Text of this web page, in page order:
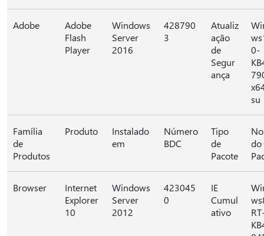
Adobe
Adobe
Flash
Player
Windows
Server
2016
428790
3
Atualiz
ação
de
Segur
ança
0-
su
Família
de
Produtos
Produto
Instalado
em
Número
BDC
Tipo
de
Pacote
do
Browser
Internet
Explorer
10
Windows
Server
2012
423045
0
IE
Cumul
ativo